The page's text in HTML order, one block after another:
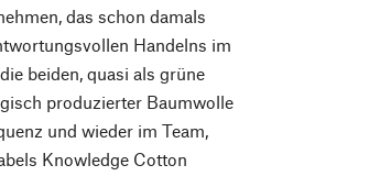
das schon damals
Handelns im
beiden, quasi als grüne
produzierter Baumwolle
und wieder im Team,
Knowledge Cotton